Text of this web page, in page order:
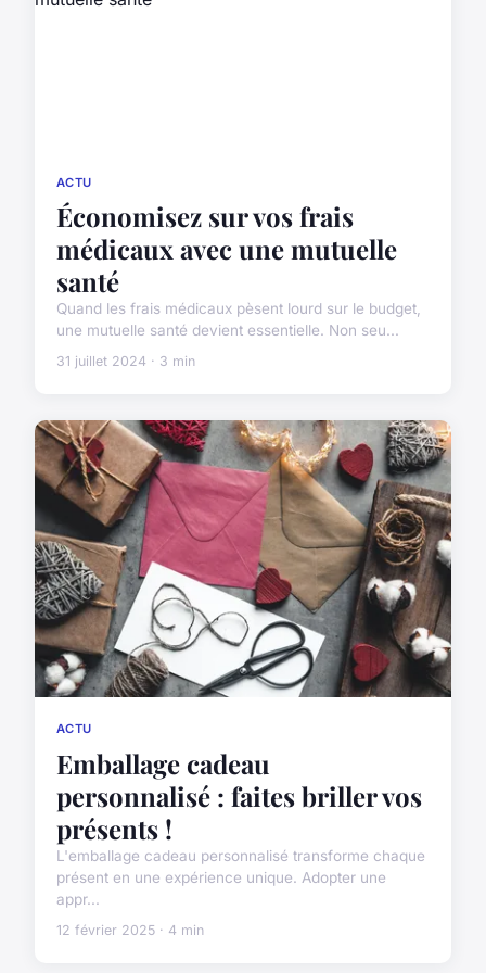
ACTU
Économisez sur vos frais
médicaux avec une mutuelle
santé
Quand les frais médicaux pèsent lourd sur le budget,
une mutuelle santé devient essentielle. Non seu...
31 juillet 2024 · 3 min
ACTU
Emballage cadeau
personnalisé : faites briller vos
présents !
L'emballage cadeau personnalisé transforme chaque
présent en une expérience unique. Adopter une
appr...
12 février 2025 · 4 min